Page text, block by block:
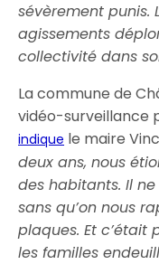
sévèrement punis.
agissements
collectivité dans
La commune de
vidéo-surveillance
indique le maire
deux ans, nous
des habitants. Il
sans qu’on nous
plaques. Et c’était
les familles